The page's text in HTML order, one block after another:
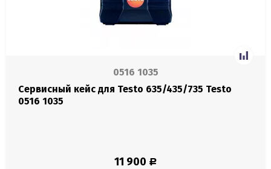
0516 1035
Сервисный кейс для Testo 635/435/735 Testo
0516 1035
11 900 Р